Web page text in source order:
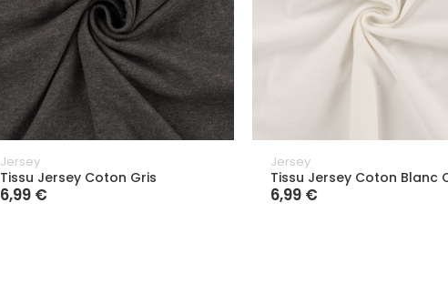
Jersey
Tissu Jersey Coton Gris
6,99 €
Jersey
Tissu Jersey Coton Blanc
6,99 €